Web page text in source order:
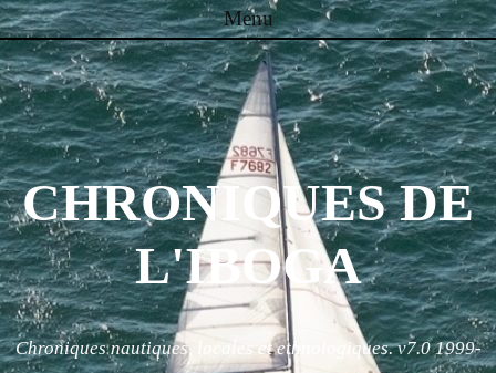
Menu
Skip to content
CHRONIQUES DE
L'IBOGA
Chroniques nautiques, locales et ethnologiques. v7.0 1999-